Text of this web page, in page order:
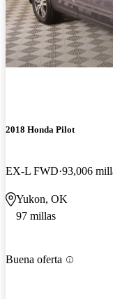
2018 Honda Pilot
EX-L FWD 93,006
Yukon, OK
97 millas
Buena oferta